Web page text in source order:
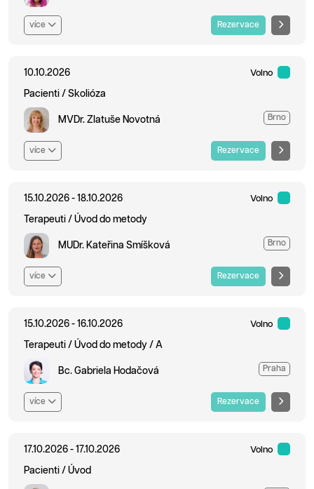
více Rezervace
10.10.2026 Volno
Pacienti / Skolióza
MVDr. Zlatuše Novotná Brno
více Rezervace
15.10.2026 - 18.10.2026 Volno
Terapeuti / Úvod do metody
MUDr. Kateřina Smíšková Brno
více Rezervace
15.10.2026 - 16.10.2026 Volno
Terapeuti / Úvod do metody / A
Bc. Gabriela Hodačová Praha
více Rezervace
17.10.2026 - 17.10.2026 Volno
Pacienti / Úvod